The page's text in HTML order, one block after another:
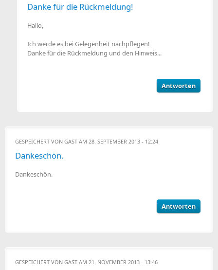
Danke für die Rückmeldung!
Hallo,
Ich werde es bei Gelegenheit nachpflegen!
Danke für die Rückmeldung und den Hinweis...
Antworten
GESPEICHERT VON GAST AM 28. SEPTEMBER 2013 - 12:24
Dankeschön.
Dankeschön.
Antworten
GESPEICHERT VON GAST AM 21. NOVEMBER 2013 - 13:46